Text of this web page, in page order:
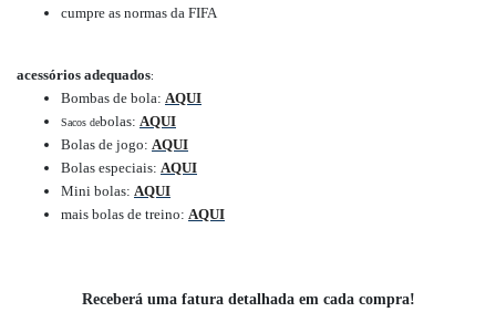
cumpre as normas da FIFA
acessórios adequados:
Bombas de bola: AQUI
Sacos debolas: AQUI
Bolas de jogo: AQUI
Bolas especiais: AQUI
Mini bolas: AQUI
mais bolas de treino: AQUI
Receberá uma fatura detalhada em cada compra!